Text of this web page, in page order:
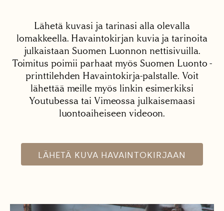
Lähetä kuvasi ja tarinasi alla olevalla
lomakkeella. Havaintokirjan kuvia ja tarinoita
julkaistaan Suomen Luonnon nettisivuilla.
Toimitus poimii parhaat myös Suomen Luonto -
printtilehden Havaintokirja-palstalle. Voit
lähettää meille myös linkin esimerkiksi
Youtubessa tai Vimeossa julkaisemaasi
luontoaiheiseen videoon.
LÄHETÄ KUVA HAVAINTOKIRJAAN